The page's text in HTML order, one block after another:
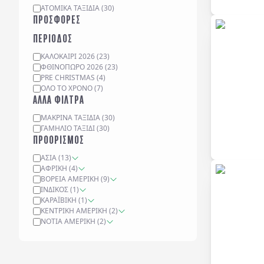
ΑΤΟΜΙΚΆ ΤΑΞΊΔΙΑ(30)
ΠΡΟΣΦΟΡΕΣ
ΠΕΡΙΟΔΟΣ
ΟΛΟ ΤΟ ΧΡΟΝΟ(7)
PRE CHRISTMAS (4)
ΦΘΙΝΟΠΩΡΟ 2026(23)
ΚΑΛΟΚΑΙΡΙ 2026(23)
ΑΛΛΑ ΦΙΛΤΡΑ
ΓΑΜΉΛΙΟ ΤΑΞΊΔΙ(30)
ΜΑΚΡΙΝΆ ΤΑΞΊΔΙΑ(30)
ΠΡΟΟΡΙΣΜΟΣ
ΑΣΊΑ(13)
ΑΦΡΙΚΉ (4)
ΒΌΡΕΙΑ ΑΜΕΡΙΚΉ (9)
ΙΝΔΙΚΌΣ(1)
ΚΑΡΑΪΒΙΚΉ (1)
ΚΕΝΤΡΙΚΉ ΑΜΕΡΙΚΉ (2)
ΝΌΤΙΑ ΑΜΕΡΙΚΉ (2)